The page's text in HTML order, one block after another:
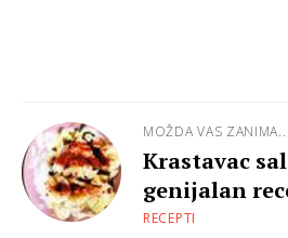
MOŽDA VAS ZANIMA...
Krastavac
genijalan
jedete?
RECEPTI